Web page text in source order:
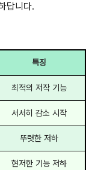
답니다.
특징
최적의 저작 기능
서서히 감소 시작
뚜렷한 저하
현저한 기능 저하